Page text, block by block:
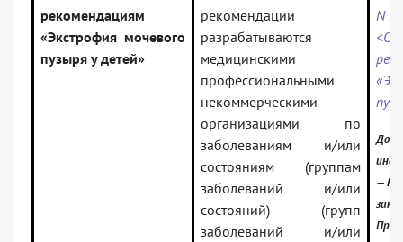
рекомендациям
«Экстрофия мочевого
пузыря у детей»
рекомендации
разрабатываются
медицинскими
профессиональными
некоммерческими
организациями по
заболеваниям и/или
состояниям (группам
заболеваний и/или
состояний) (групп
заболеваний и/или
N
<О
—